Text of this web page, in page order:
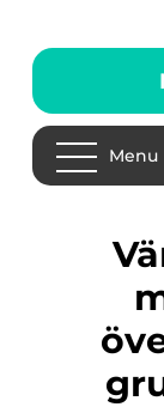
Menu
Världens sötaste